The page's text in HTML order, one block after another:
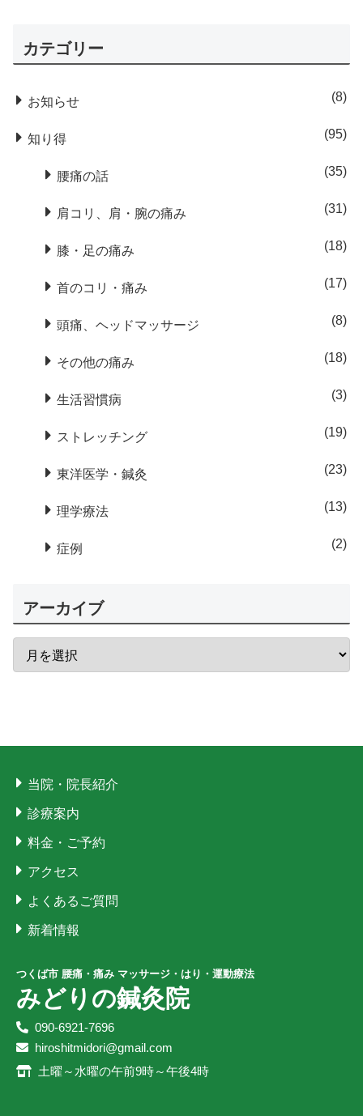
カテゴリー
お知らせ 8
知り得 95
腰痛の話 35
肩コリ、肩・腕の痛み 31
膝・足の痛み 18
首のコリ・痛み 17
頭痛、ヘッドマッサージ 8
その他の痛み 18
生活習慣病 3
ストレッチング 19
東洋医学・鍼灸 23
理学療法 13
症例 2
アーカイブ
当院・院長紹介
診療案内
料金・ご予約
アクセス
よくあるご質問
新着情報
つくば市 腰痛・痛み マッサージ・はり・運動療法
みどりの鍼灸院
090-6921-7696
hiroshitmidori@gmail.com
土曜～水曜の午前9時～午後4時